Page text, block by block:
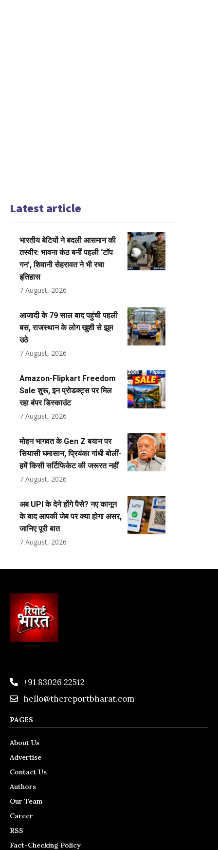
Latest article
भारतीय बेटियों ने बदली आसमान की
तस्वीर: भावना कंठ बनीं पहली ‘टॉप
गन’, शिवानी सेहरावत ने भी रचा
इतिहास
7 August, 2026
आजादी के 79 साल बाद पहुंची पहली
बस, राजस्थान के लोग खुशी से झूम
उठे
7 August, 2026
Amazon-Flipkart Freedom
Sale शुरू, इन प्रोडक्ट्स पर मिल
रहा बंपर डिस्काउंट
7 August, 2026
मोहन भागवत के Gen Z बयान पर
सियासी घमासान, प्रियंका गांधी बोलीं-
हमें किसी सर्टिफिकेट की जरूरत नहीं
7 August, 2026
अब UPI के देने होंगे पैसे? नए कानून
के बाद आपकी जेब पर क्या होगा असर,
जानिए पूरी बात
7 August, 2026
+91 83026 22512
hello@thereportbharat.com
PAGES
About Us
Advertise
Contact Us
Authors
Our Team
Career
RSS
Fact-Checking Policy